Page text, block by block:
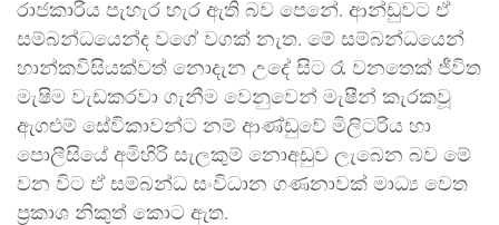
රාජකාරිය පැහැර හැර ඇති බව පෙනේ. ආන්ඩුවට ඒ
සම්බන්ධයෙන්ද වගේ වගක් නැත. මේ සම්බන්ධයෙන්
හාන්කවිසියක්වත් නොදැන උදේ සිට රෑ වනතෙක් ජීවිත
මැෂිම වැඩකරවා ගැනීම වෙනුවෙන් මැෂීන් කැරකවූ
ඇගළුම් සේවිකාවන්ට නම් ආණ්ඩුවේ මිලිටරිය හා
පොලීසියේ අමිහිරි සැලකුම් නොඅඩුව ලැබෙන බව මේ
වන විට ඒ සම්බන්ධ සංවිධාන ගණනාවක් මාධ්‍ය වෙත
ප්‍රකාශ නිකුත් කොට ඇත.